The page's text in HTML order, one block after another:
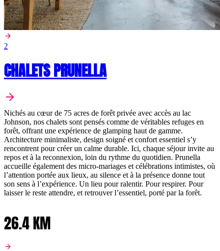
2
CHALETS PRUNELLA
Nichés au cœur de 75 acres de forêt privée avec accès au lac
Johnson, nos chalets sont pensés comme de véritables refuges en
forêt, offrant une expérience de glamping haut de gamme.
Architecture minimaliste, design soigné et confort essentiel s’y
rencontrent pour créer un calme durable. Ici, chaque séjour invite au
repos et à la reconnexion, loin du rythme du quotidien. Prunella
accueille également des micro-mariages et célébrations intimistes, où
l’attention portée aux lieux, au silence et à la présence donne tout
son sens à l’expérience. Un lieu pour ralentir. Pour respirer. Pour
laisser le reste attendre, et retrouver l’essentiel, porté par la forêt.
26.4 KM